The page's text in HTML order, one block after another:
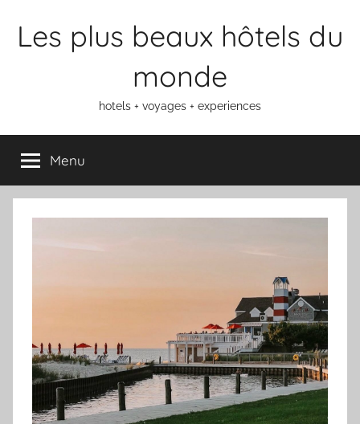
Les plus beaux hôtels du
monde
hotels + voyages + experiences
Menu